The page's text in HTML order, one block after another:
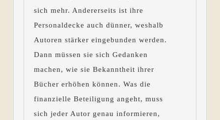
sich mehr. Andererseits ist ihre
Personaldecke auch dünner, weshalb
Autoren stärker eingebunden werden.
Dann müssen sie sich Gedanken
machen, wie sie Bekanntheit ihrer
Bücher erhöhen können. Was die
finanzielle Beteiligung angeht, muss
sich jeder Autor genau informieren,